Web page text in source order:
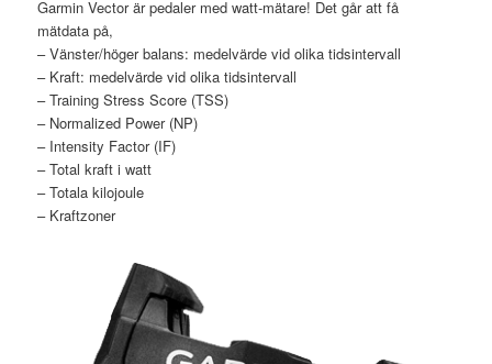
Garmin Vector är pedaler med watt-mätare! Det går att få
mätdata på,
– Vänster/höger balans: medelvärde vid olika tidsintervall
– Kraft: medelvärde vid olika tidsintervall
– Training Stress Score (TSS)
– Normalized Power (NP)
– Intensity Factor (IF)
– Total kraft i watt
– Totala kilojoule
– Kraftzoner